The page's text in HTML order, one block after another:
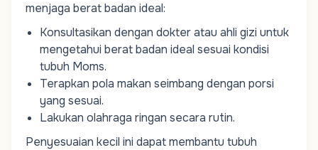
menjaga berat badan ideal:
Konsultasikan dengan dokter atau ahli gizi untuk
mengetahui berat badan ideal sesuai kondisi
tubuh Moms.
Terapkan pola makan seimbang dengan porsi
yang sesuai.
Lakukan olahraga ringan secara rutin.
Penyesuaian kecil ini dapat membantu tubuh